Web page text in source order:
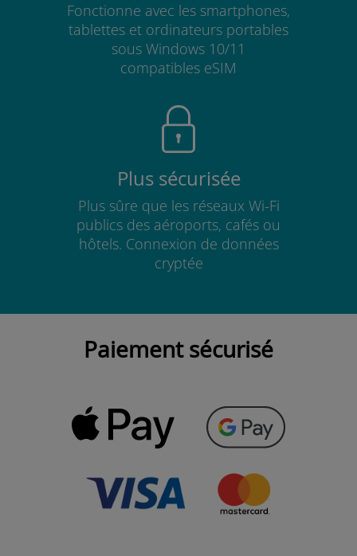
Fonctionne avec les smartphones,
tablettes et ordinateurs portables
sous Windows 10/11
compatibles eSIM
Plus sécurisée
Plus sûre que les réseaux Wi-Fi
publics des aéroports, cafés ou
hôtels. Connexion de données
cryptée
Paiement sécurisé